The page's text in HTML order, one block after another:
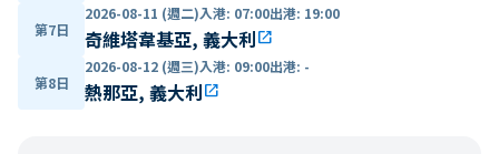
第7日
2026-08-11 (週二)入港: 07:00出港: 19:00
奇維塔韋基亞, 義大利open_in_new
第8日
2026-08-12 (週三)入港: 09:00出港: -
熱那亞, 義大利open_in_new